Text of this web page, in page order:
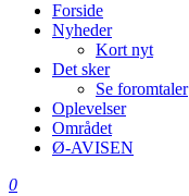
Forside
Nyheder
Kort nyt
Det sker
Se foromtaler
Oplevelser
Området
Ø-AVISEN
0